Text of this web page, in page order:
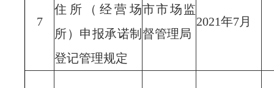
7
住所（经营场
所）申报承诺制
登记管理规定
市市场监
督管理局
2021年7月